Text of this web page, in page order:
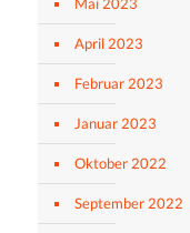
Mai 2023
April 2023
Februar 2023
Januar 2023
Oktober 2022
September 2022